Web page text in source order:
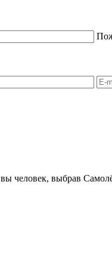
человек, выбрав